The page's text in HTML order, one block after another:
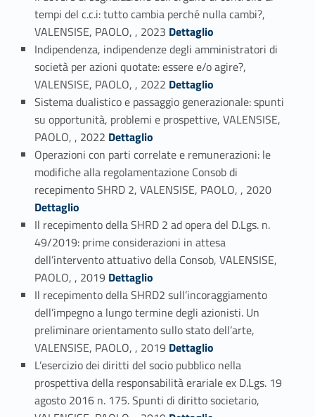
tempi del c.c.i: tutto cambia perché nulla cambi?,
VALENSISE, PAOLO, , 2023Link identifier #identifier_person_40449-4Dettaglio
Indipendenza, indipendenze degli amministratori di
società per azioni quotate: essere e/o agire?,
VALENSISE, PAOLO, , 2022 Link identifier #identifier_person_19016-5Dettaglio
Sistema dualistico e passaggio generazionale: spunti
su opportunità, problemi e prospettive, VALENSISE,
PAOLO, , 2022Link identifier #identifier_person_95533-6Dettaglio
Operazioni con parti correlate e remunerazioni: le
modifiche alla regolamentazione Consob di
recepimento SHRD 2, VALENSISE, PAOLO, , 2020
Dettaglio
Il recepimento della SHRD 2 ad opera del D.Lgs. n.
49/2019: prime considerazioni in attesa
dell’intervento attuativo della Consob, VALENSISE,
PAOLO, , 2019 Link identifier #identifier_person_148390-8Dettaglio
Il recepimento della SHRD2 sull’incoraggiamento
dell’impegno a lungo termine degli azionisti. Un
preliminare orientamento sullo stato dell’arte,
VALENSISE, PAOLO, , 2019 Link identifier #identifier_person_165194-9Dettaglio
L’esercizio dei diritti del socio pubblico nella
prospettiva della responsabilità erariale ex D.Lgs. 19
agosto 2016 n. 175. Spunti di diritto societario,
Link identifier #identifier_person_59125-10